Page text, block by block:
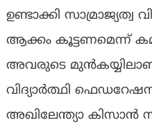
ഉണ്ടാക്കി സാമ്രാജ്യത്വ
ആക്കം കൂട്ടണമെന്ന്
അവരുടെ മുൻകയ്യിലാണ്
വിദ്യാർത്ഥി
അഖിലേന്ത്യാ